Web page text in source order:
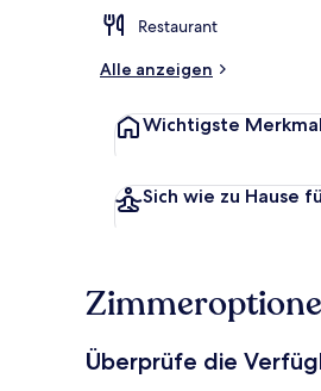
Restaurant
Alle anzeigen
Wichtigste
Sich wie zu Hause
Überprüfe die